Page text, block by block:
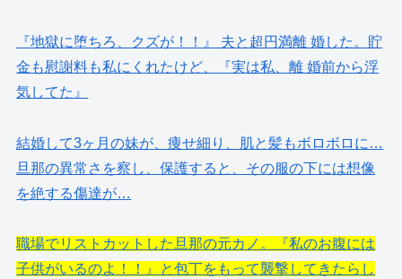
『地獄に堕ちろ、クズが！！』 夫と超円満離 婚した。貯
金も慰謝料も私にくれたけど、『実は私、離 婚前から浮
気してた』
結婚して3ヶ月の妹が、痩せ細り、肌と髪もボロボロに…
旦那の異常さを察し、保護すると、その服の下には想像
を絶する傷達が…
職場でリストカットした旦那の元カノ。『私のお腹には
子供がいるのよ！！』と包丁をもって襲撃してきたらし